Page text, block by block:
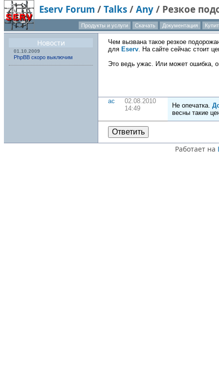
Eserv Forum / Talks / Any / Резкое
Продукты и услуги Скачать Документация
Новости
01.10.2009
PhpBB скоро выключим
Чем вызвана такое резкое
для Eserv. На сайте сейчас стоит
Это ведь ужас. Или может ошибка,
ac
02.08.2010
14:49
Не опечатка.
весны такие
Ответить
Работает на